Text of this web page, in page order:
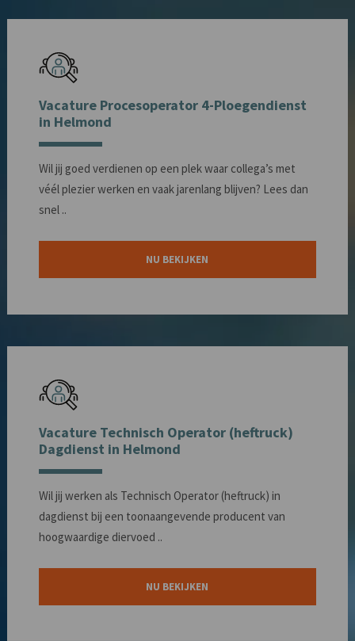
Vacature Procesoperator 4-Ploegendienst
in Helmond
Wil jij goed verdienen op een plek waar collega’s met
véél plezier werken en vaak jarenlang blijven? Lees dan
snel ..
NU BEKIJKEN
Vacature Technisch Operator (heftruck)
Dagdienst in Helmond
Wil jij werken als Technisch Operator (heftruck) in
dagdienst bij een toonaangevende producent van
hoogwaardige diervoed ..
NU BEKIJKEN